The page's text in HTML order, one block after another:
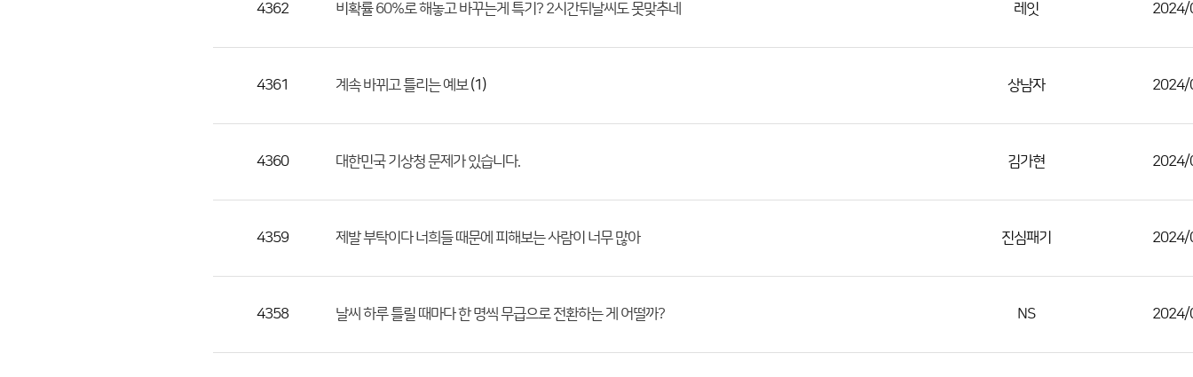
성
다.
4362 비확률 60%로 해놓고 바꾸는게 특기? 2시간뒤날씨도 못맞추네 레잇 2024/
4361 계속 바뀌고 틀리는 예보(1) 상남자 2024/
4360 대한민국 기상청 문제가 있습니다. 김가현 2024/
4359 제발 부탁이다 너희들 때문에 피해보는 사람이 너무 많아 진심패기 2024/
4358 날씨 하루 틀릴 때마다 한 명씩 무급으로 전환하는 게 어떨까? NS 2024/